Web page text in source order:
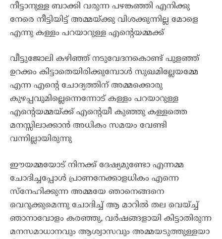
നീട്ടാനുള്ള ബാക്കി വരുന്ന പഴങ്കഞ്ഞി എനിക്കു
നേരെ നീട്ടിയിട്ട് അമ്മയ്ക്കു വിശക്കുന്നില്ല മോളെ
എന്നു കള്ളം പറയാറുള്ള എന്റെയമ്മക്ക്
വീട്ടുജോലി കഴിഞ്ഞ് നടുവേദനകൊണ്ട് പുളഞ്ഞ്
ഉറക്കം കിട്ടാതെയിരിക്കുമ്പോൾ സുഖമില്ലേയമ്മേ
എന്ന എന്റെ ചോദ്യത്തിന് അമ്മക്കൊരു
കുഴപ്പവുമില്ലെന്നെന്നോട് കള്ളം പറയാറുള്ള
എന്റെയമ്മയ്ക്ക് എന്റെയീ കുഞ്ഞു കള്ളത്തെ
മനസ്സിലാക്കാൻ അധികം സമയം വേണ്ടി
വന്നില്ലായിരുന്നു
ഈയമ്മയോട് നിനക്ക് ദേഷ്യമുണ്ടോ എന്നമ്മ
ചോദിച്ചപ്പോൾ പ്രാണനേക്കാളധികം എന്നെ
സ്നേഹിക്കുന്ന അമ്മയേ ഞാനെങ്ങനെ
വെറുക്കുമെന്നു ചോദിച്ച് ആ മാറിൽ തല വെയ്ച്ച്
ഞാനാവോളം കരഞ്ഞു, വർഷങ്ങളായി കിട്ടാതിരുന്ന
മനസമാധാനവും ആശ്വാസവും അമ്മയടുത്തുള്ളയാ